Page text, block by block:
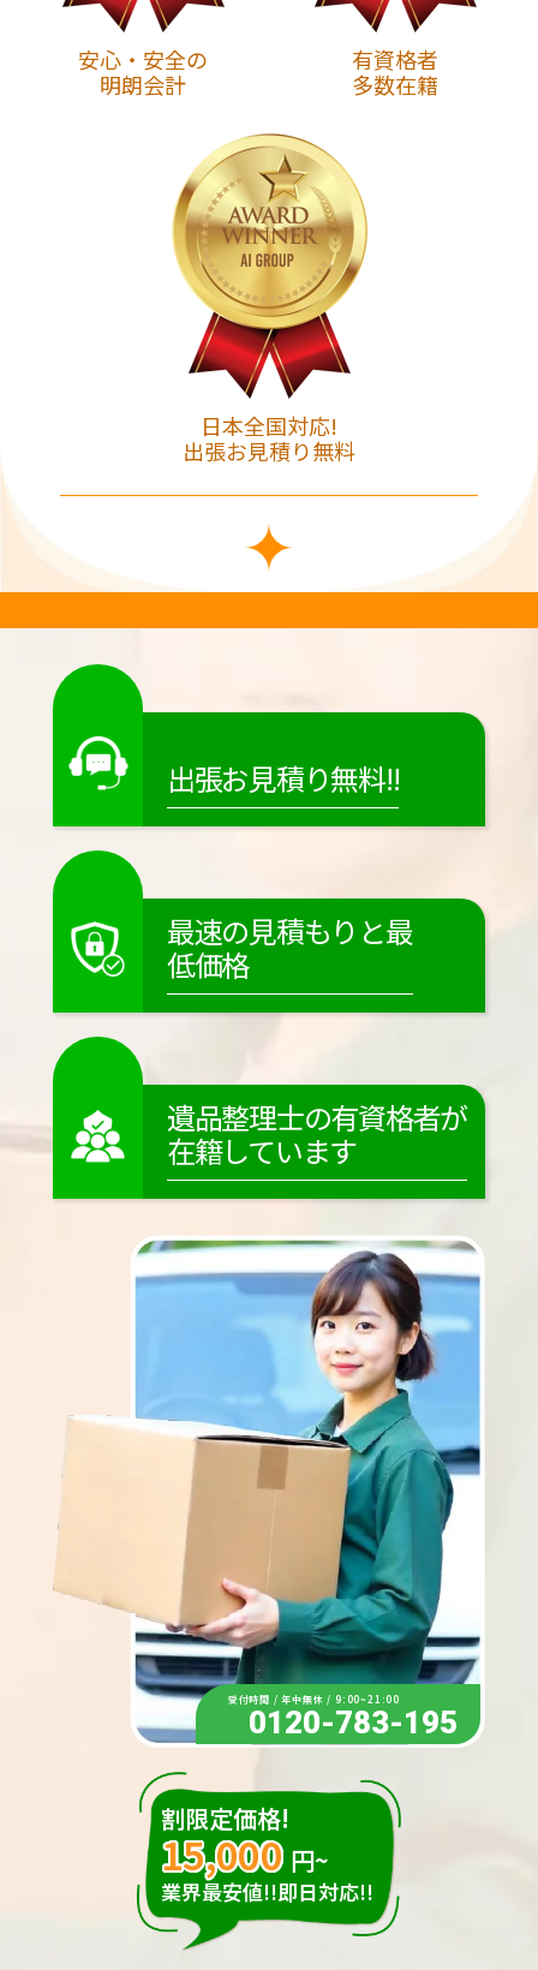
安心・安全の
明朗会計
有資格者
多数在籍
日本全国対応!
出張お見積り無料
出張お見積り無料!!
最速の見積もりと最
低価格
遺品整理士の有資格者が
在籍しています
受付時間 / 年中無休 / 9:00~21:00
0120-783-195
割限定価格!
15,000 円~
業界最安値!!即日対応!!